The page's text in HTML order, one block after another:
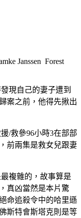
Janssen Forest
現自己的妻子遭到
案之前，他得先揪出
/救參96小時3在部部
前兩集是救女兒跟妻
複雜的，故事算是
真凶當然是本片驚
命追殺令中的哈里遜
斯特會斯塔克則是等